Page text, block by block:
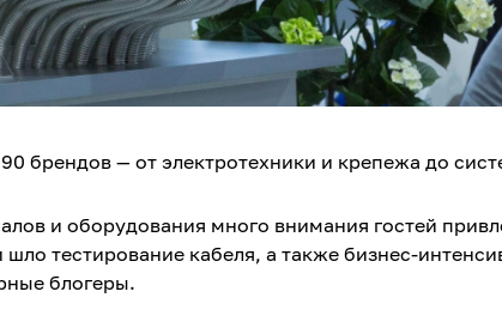
брендов — от электротехники и крепежа до
и оборудования много внимания гостей
тестирование кабеля, а также бизнес-
блогеры.